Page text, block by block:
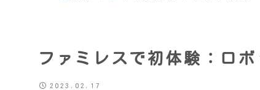
ファミレスで初体験：ロ
2023.02.17